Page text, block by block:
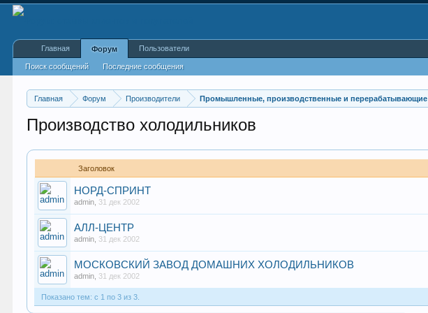
Главная Форум Производители Промышленные, производственные и перерабатывающие
Производство холодильников
Заголовок
НОРД-СПРИНТ
admin 31 дек 2002
АЛЛ-ЦЕНТР
admin 31 дек 2002
МОСКОВСКИЙ ЗАВОД ДОМАШНИХ ХОЛОДИЛЬНИКОВ
admin 31 дек 2002
Показано тем: с 1 по 3 из 3.
Главная Форум
Поиск сообщений Последние сообщения
Пользователи